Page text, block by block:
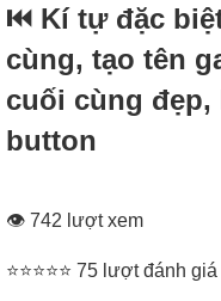
⏮ Kí tự đặc
cùng, tạo tên
cuối cùng đẹp,
button
👁 742 lượt xem
⭐⭐⭐⭐⭐ 75 lượt đánh giá